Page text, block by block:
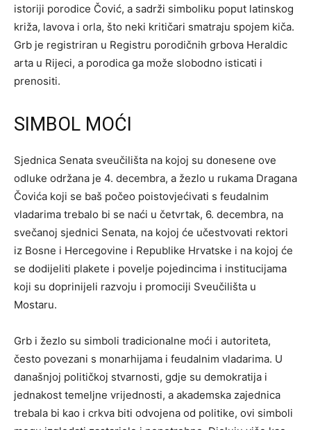
istoriji porodice Čović, a sadrži simboliku poput latinskog
križa, lavova i orla, što neki kritičari smatraju spojem kiča.
Grb je registriran u Registru porodičnih grbova Heraldic
arta u Rijeci, a porodica ga može slobodno isticati i
prenositi.
SIMBOL MOĆI
Sjednica Senata sveučilišta na kojoj su donesene ove
odluke održana je 4. decembra, a žezlo u rukama Dragana
Čovića koji se baš počeo poistovjećivati s feudalnim
vladarima trebalo bi se naći u četvrtak, 6. decembra, na
svečanoj sjednici Senata, na kojoj će učestvovati rektori
iz Bosne i Hercegovine i Republike Hrvatske i na kojoj će
se dodijeliti plakete i povelje pojedincima i institucijama
koji su doprinijeli razvoju i promociji Sveučilišta u
Mostaru.
Grb i žezlo su simboli tradicionalne moći i autoriteta,
često povezani s monarhijama i feudalnim vladarima. U
današnjoj političkoj stvarnosti, gdje su demokratija i
jednakost temeljne vrijednosti, a akademska zajednica
trebala bi kao i crkva biti odvojena od politike, ovi simboli